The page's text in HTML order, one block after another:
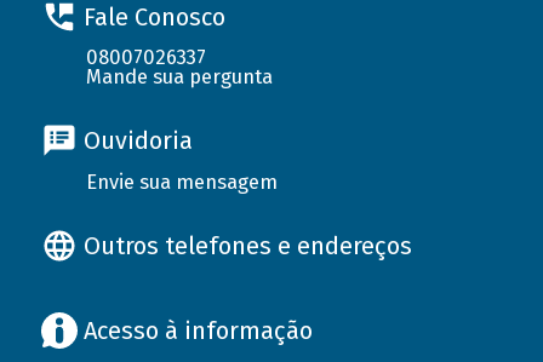
Fale Conosco
08007026337
Mande sua pergunta
Ouvidoria
Envie sua mensagem
Outros telefones e endereços
Acesso à informação